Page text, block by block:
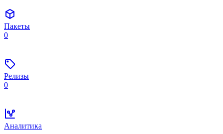
Пакеты
0
Релизы
0
Аналитика